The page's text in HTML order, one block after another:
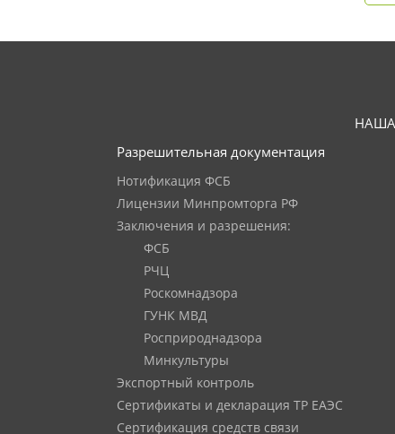
НАША
Разрешительная документация
Нотификация ФСБ
Лицензии Минпромторга РФ
Заключения и разрешения:
ФСБ
РЧЦ
Роскомнадзора
ГУНК МВД
Росприроднадзора
Минкультуры
Экспортный контроль
Сертификаты и декларация ТР ЕАЭС
Сертификация средств связи